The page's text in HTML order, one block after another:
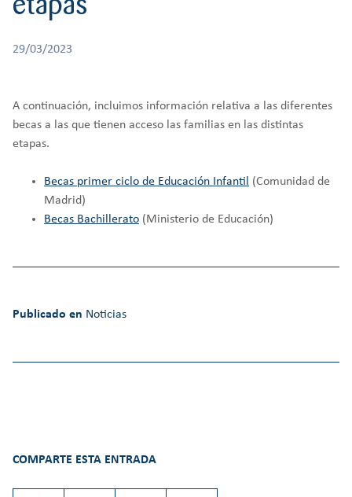
CREATIVIDAD
BACHILLERATO
29/03/2023
A continuación, incluimos información relativa a las diferentes
becas a las que tienen acceso las familias en las distintas
etapas.
Becas primer ciclo de Educación Infanti
(Comunidad de
Madrid)
Becas Bachillerato (Ministerio de Educación)
Publicado en Noticias
COMPARTE ESTA ENTRADA